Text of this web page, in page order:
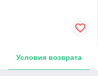
Условия возврата